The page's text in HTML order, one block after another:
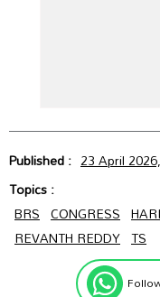
Published : 23 April
Topics :
BRS CONGRESS
REVANTH REDDY TS